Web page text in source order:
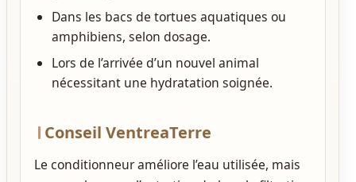
Dans les bacs de tortues aquatiques ou
amphibiens, selon dosage.
Lors de l’arrivée d’un nouvel animal
nécessitant une hydratation soignée.
Conseil VentreaTerre
Le conditionneur améliore l’eau utilisée, mais